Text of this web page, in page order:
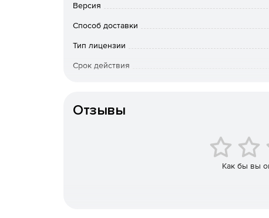
транспорта, мебели, деревьев.
пикселей.
Позволяет за секунды моделировать различные
Идентификация слепых зон, поиск
Версия
Способ доставки
Тип лицензии
Срок действия
Отзывы
Как бы вы